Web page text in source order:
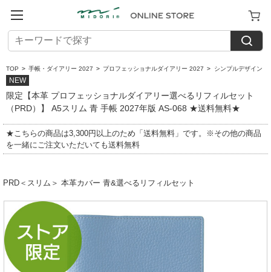
TOP > 手帳・ダイアリー 2027 > プロフェッショナルダイアリー 2027 > シンプルデザイン
NEW
限定【本革 プロフェッショナルダイアリー選べるリフィルセット
（PRD）】 A5スリム 青 手帳 2027年版 AS-068 ★送料無料★
★こちらの商品は3,300円以上のため「送料無料」です。※その他の商品
を一緒にご注文いただいても送料無料
PRD＜スリム＞ 本革カバー 青&選べるリフィルセット